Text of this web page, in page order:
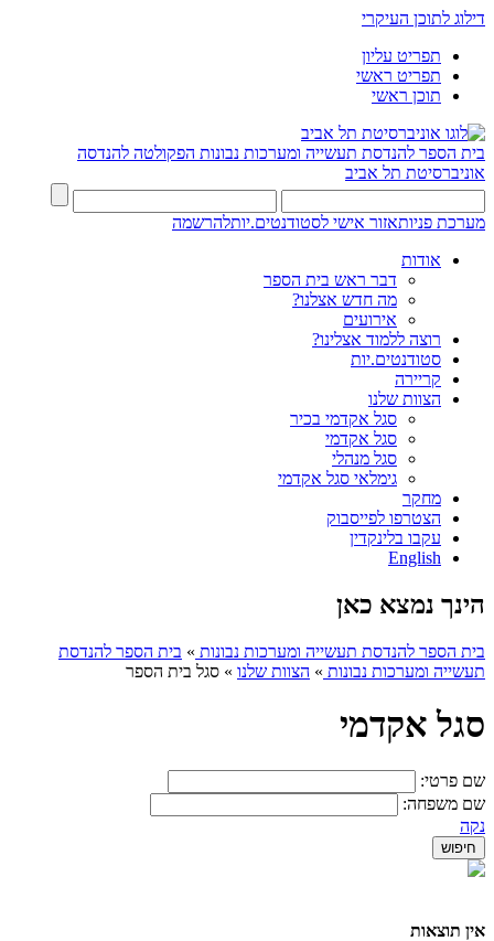
דילוג לתוכן העיקרי
תפריט עליון
תפריט ראשי
תוכן ראשי
בית הספר להנדסת תעשייה ומערכות נבונות הפקולטה להנדסה
אוניברסיטת תל אביב
מערכת פניותאזור אישי לסטודנטים.יותלהרשמה
אודות
דבר ראש בית הספר
מה חדש אצלנו?
אירועים
רוצה ללמוד אצלינו?
סטודנטים.יות
קריירה
הצוות שלנו
סגל אקדמי בכיר
סגל אקדמי
סגל מנהלי
גימלאי סגל אקדמי
מחקר
הצטרפו לפייסבוק
עקבו בלינקדין
English
הינך נמצא כאן
בית הספר להנדסת תעשייה ומערכות נבונות » בית הספר להנדסת
תעשייה ומערכות נבונות » הצוות שלנו » סגל בית הספר
סגל אקדמי
שם פרטי:
שם משפחה:
נקה
אין תוצאות